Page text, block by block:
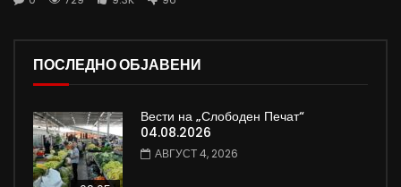
ПОСЛЕДНО ОБЈАВЕНИ
Вести на „Слободен Печат“
04.08.2026
АВГУСТ 4, 2026